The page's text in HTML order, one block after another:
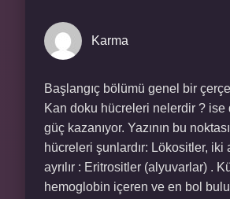
Karma
Başlangıç bölümü genel bir
Kan doku hücreleri nelerdir ? ise
güç kazanıyor. Yazının bu
hücreleri şunlardır: Lökositler, iki
ayrılır : Eritrositler (alyuvarlar) .
hemoglobin içeren ve en bol